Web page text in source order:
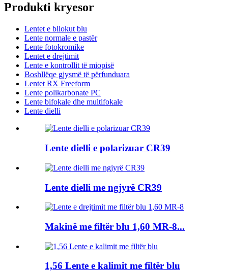
Produkti kryesor
Lentet e bllokut blu
Lente normale e pastër
Lente fotokromike
Lentet e drejtimit
Lente e kontrollit të miopisë
Boshllëqe gjysmë të përfunduara
Lentet RX Freeform
Lente polikarbonate PC
Lente bifokale dhe multifokale
Lente dielli
Lente dielli e polarizuar CR39
Lente dielli me ngjyrë CR39
Makinë me filtër blu 1,60 MR-8...
1,56 Lente e kalimit me filtër blu